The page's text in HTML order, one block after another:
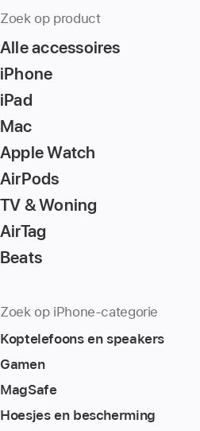
Zoek op product
Alle accessoires
iPhone
iPad
Mac
Apple Watch
AirPods
TV & Woning
AirTag
Beats
Zoek op iPhone-categorie
Koptelefoons en speakers
Gamen
MagSafe
Hoesjes en bescherming